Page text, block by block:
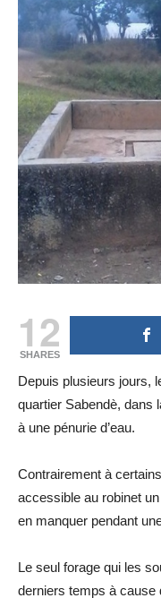
12
SHARES
Depuis plusieurs jours,
quartier Sabendè, dans
à une pénurie d’eau.
Contrairement à
accessible au robinet
en manquer pendant
Le seul forage qui les
derniers temps à cause